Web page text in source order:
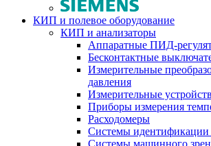
КИП и полевое оборудование
КИП и анализаторы
Аппаратные ПИД-
Бесконтактные
Измерительные
давления
Измерительные
Приборы измерения
Расходомеры
Системы